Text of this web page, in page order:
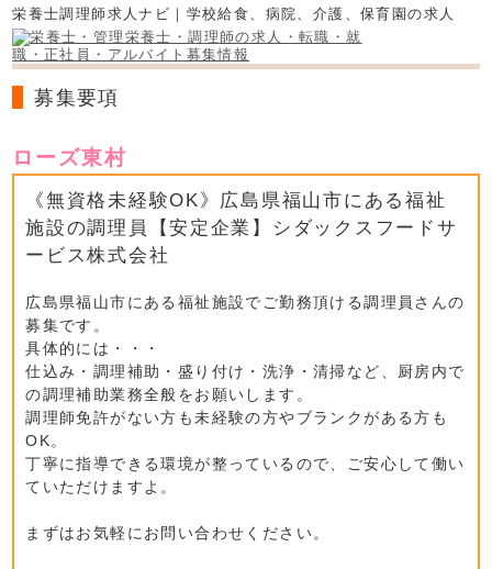
栄養士調理師求人ナビ｜学校給食、病院、介護、保育園の求人
募集要項
ローズ東村
《無資格未経験OK》広島県福山市にある福祉
施設の調理員【安定企業】シダックスフードサ
ービス株式会社
広島県福山市にある福祉施設でご勤務頂ける調理員さんの
募集です。
具体的には・・・
仕込み・調理補助・盛り付け・洗浄・清掃など、厨房内で
の調理補助業務全般をお願いします。
調理師免許がない方も未経験の方やブランクがある方も
OK。
丁寧に指導できる環境が整っているので、ご安心して働い
ていただけますよ。
まずはお気軽にお問い合わせください。